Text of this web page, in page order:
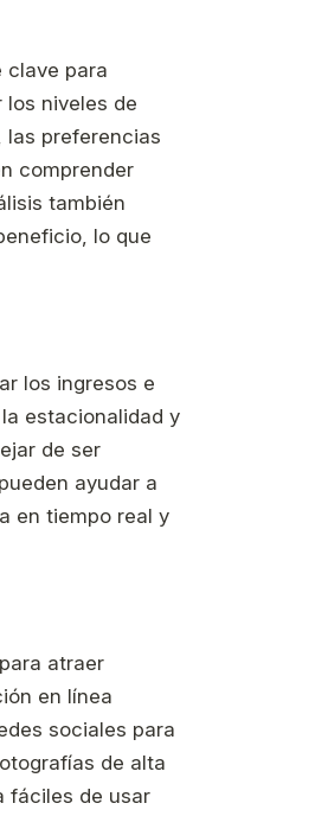
clave para
niveles de
las preferencias
comprender
también
lo que
los ingresos e
estacionalidad y
de ser
ayudar a
en tiempo real y
atraer
en línea
sociales para
de alta
fáciles de usar